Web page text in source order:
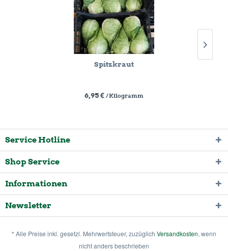
Spitzkraut
6,95 € / Kilogramm
Service Hotline
Shop Service
Informationen
Newsletter
* Alle Preise inkl. gesetzl. Mehrwertsteuer, zuzüglich Versandkosten, wenn
nicht anders beschrieben